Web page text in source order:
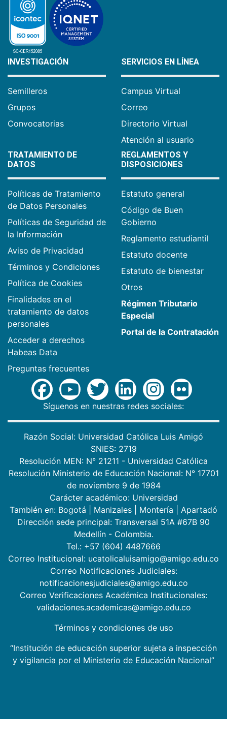
INVESTIGACIÓN
Semilleros
Grupos
Convocatorias
SERVICIOS EN LÍNEA
Campus Virtual
Correo
Directorio Virtual
Atención al usuario
TRATAMIENTO DE
DATOS
Políticas de Tratamiento
de Datos Personales
Políticas de Seguridad de
la Información
Aviso de Privacidad
Términos y Condiciones
Política de Cookies
Finalidades en el
tratamiento de datos
personales
Acceder a derechos
Habeas Data
Preguntas frecuentes
REGLAMENTOS Y
DISPOSICIONES
Estatuto general
Código de Buen
Gobierno
Reglamento estudiantil
Estatuto docente
Estatuto de bienestar
Otros
Régimen Tributario
Especial
Portal de la Contratación
Síguenos en nuestras redes sociales:
Razón Social: Universidad Católica Luis Amigó
SNIES: 2719
Resolución MEN: N° 21211 - Universidad Católica
Resolución Ministerio de Educación Nacional: N° 17701
de noviembre 9 de 1984
Carácter académico: Universidad
También en: Bogotá Manizales Montería
Apartadó
Dirección sede principal: Transversal 51A #67B 90
Medellín - Colombia.
Tel.: +57 (604) 4487666
Correo Institucional: ucatolicaluisamigo@amigo.edu.co
Correo Notificaciones Judiciales:
notificacionesjudiciales@amigo.edu.co
Correo Verificaciones Académica Institucionales:
validaciones.academicas@amigo.edu.co
Términos y condiciones de uso
“Institución de educación superior sujeta a inspección
y vigilancia por el Ministerio de Educación Nacional”